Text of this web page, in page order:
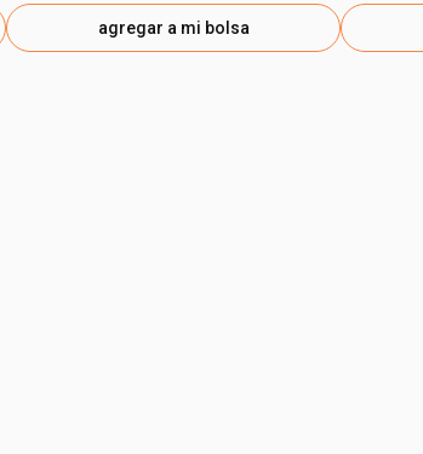
agregar a mi bolsa